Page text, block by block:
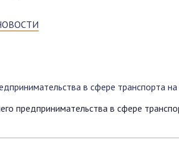
в сфере транспорта
предпринимательства в сфере